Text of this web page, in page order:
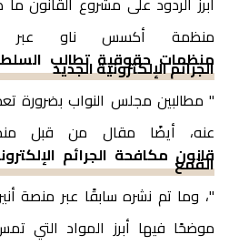
منظمة أكسس ناو عبر
منظمات حقوقية تطالب
الجرائم الإلكترونية الجديد
" مطالبين مجلس النواب بضرورة
عنه، أيضًا مقال من قبل
قانون مكافحة الجرائم
القمع
"، وما تم نشره سابقًا عبر منصة
موضحًا فيها أبرز المواد التي